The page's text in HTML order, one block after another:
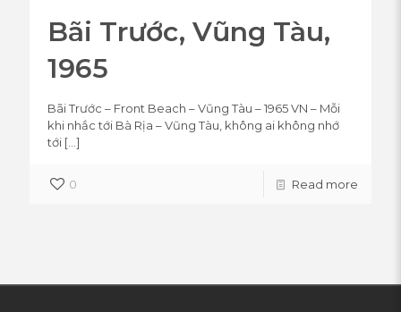
Bãi Trước, Vũng Tàu,
1965
Bãi Trước – Front Beach – Vũng Tàu – 1965 VN – Mỗi
khi nhắc tới Bà Rịa – Vũng Tàu, không ai không nhớ
tới […]
0 Read more